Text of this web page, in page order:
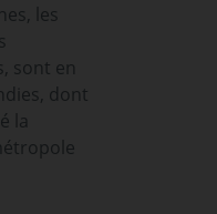
les
sont en
dont
la